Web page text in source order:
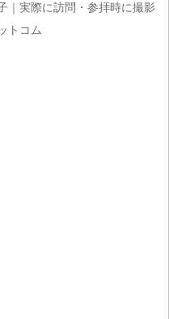
｜実際に訪問・参拝時に撮影
トコム